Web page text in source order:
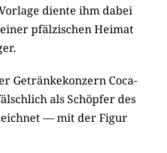
diente ihm dabei
pfälzischen Heimat
Getränkekonzern Coca-
als Schöpfer des
— mit der Figur